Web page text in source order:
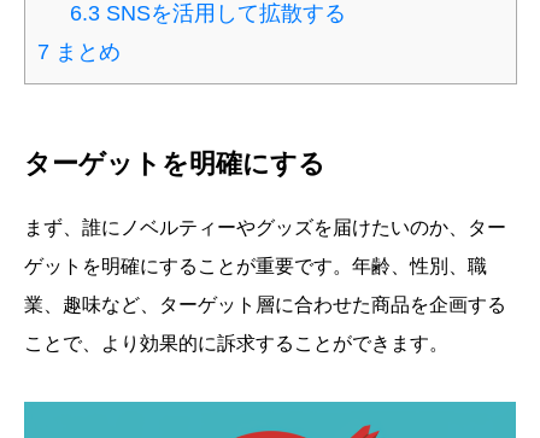
6.3 SNSを活用して拡散する
7 まとめ
ターゲットを明確にする
まず、誰にノベルティーやグッズを届けたいのか、ター
ゲットを明確にすることが重要です。年齢、性別、職
業、趣味など、ターゲット層に合わせた商品を企画する
ことで、より効果的に訴求することができます。